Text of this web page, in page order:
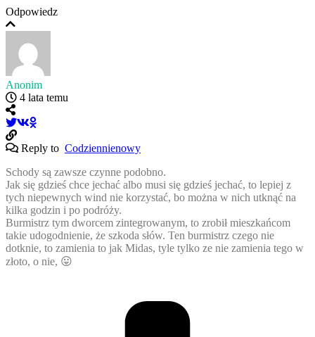
Odpowiedz
Anonim
4 lata temu
Reply to Codziennienowy
Schody są zawsze czynne podobno.
Jak się gdzieś chce jechać albo musi się gdzieś jechać, to lepiej z
tych niepewnych wind nie korzystać, bo można w nich utknąć na
kilka godzin i po podróży.
Burmistrz tym dworcem zintegrowanym, to zrobił mieszkańcom
takie udogodnienie, że szkoda słów. Ten burmistrz czego nie
dotknie, to zamienia to jak Midas, tyle tylko ze nie zamienia tego w
złoto, o nie, 😛